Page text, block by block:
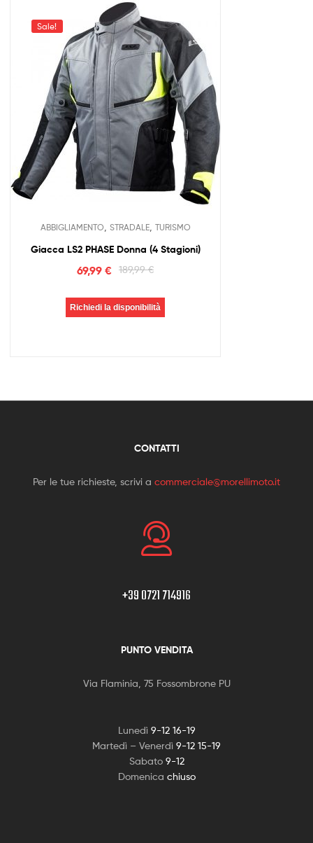
Sale!
ABBIGLIAMENTO STRADALE, TURISMO
Giacca LS2 PHASE Donna (4 Stagioni)
189,99€
69,99€
Richiedi la disponibilità
CONTATTI
Per le tue richieste, scrivi a commerciale@morellimoto.it
+39 0721 714916
PUNTO VENDITA
Via Flaminia, 75 Fossombrone PU
Lunedì 9-12 16-19
Martedì – Venerdì 9-12 15-19
Sabato 9-12
Domenica chiuso